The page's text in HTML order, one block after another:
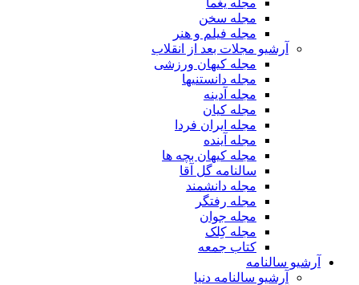
مجله یغما
مجله سخن
مجله فیلم و هنر
آرشیو مجلات بعد از انقلاب
مجله کیهان ورزشی
مجله دانستنیها
مجله آدینه
مجله کیان
مجله ایران فردا
مجله آینده
مجله کیهان بچه ها
سالنامه گل آقا
مجله دانشمند
مجله رفتگر
مجله جوان
مجله کِلک
کتاب جمعه
آرشیو سالنامه
آرشیو سالنامه دنیا